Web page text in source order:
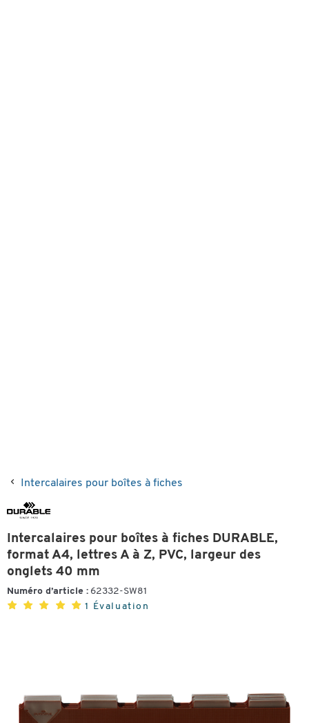
Intercalaires pour boîtes à fiches
Intercalaires pour boîtes à fiches DURABLE,
format A4, lettres A à Z, PVC, largeur des
onglets 40 mm
Numéro d’article : 62332-SW81
1 Évaluation